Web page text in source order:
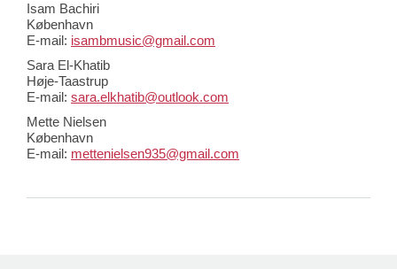
Isam Bachiri
København
E-mail: isambmusic@gmail.com
Sara El-Khatib
Høje-Taastrup
E-mail: sara.elkhatib@outlook.com
Mette Nielsen
København
E-mail: mettenielsen935@gmail.com